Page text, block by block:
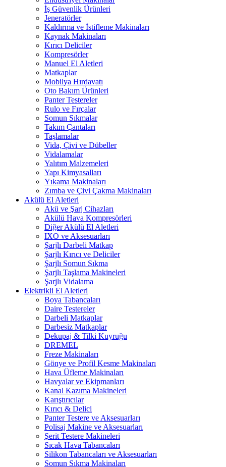
İş Güvenlik Ürünleri
Jeneratörler
Kaldırma ve İstifleme Makinaları
Kaynak Makinaları
Kırıcı Deliciler
Kompresörler
Manuel El Aletleri
Matkaplar
Mobilya Hırdavatı
Oto Bakım Ürünleri
Panter Testereler
Rulo ve Fırçalar
Somun Sıkmalar
Takım Çantaları
Taşlamalar
Vida, Çivi ve Dübeller
Vidalamalar
Yalıtım Malzemeleri
Yapı Kimyasalları
Yıkama Makinaları
Zımba ve Çivi Çakma Makinaları
Akülü El Aletleri
Akü ve Şarj Cihazları
Akülü Hava Kompresörleri
Diğer Akülü El Aletleri
IXO ve Aksesuarları
Şarjlı Darbeli Matkap
Şarjlı Kırıcı ve Deliciler
Şarjlı Somun Sıkma
Şarjlı Taşlama Makineleri
Şarjlı Vidalama
Elektrikli El Aletleri
Boya Tabancaları
Daire Testereler
Darbeli Matkaplar
Darbesiz Matkaplar
Dekupaj & Tilki Kuyruğu
DREMEL
Freze Makinaları
Gönye ve Profil Kesme Makinaları
Hava Üfleme Makinaları
Havyalar ve Ekipmanları
Kanal Kazıma Makineleri
Karıştırıcılar
Kırıcı & Delici
Panter Testere ve Aksesuarları
Polisaj Makine ve Aksesuarları
Şerit Testere Makineleri
Sıcak Hava Tabancaları
Silikon Tabancaları ve Aksesuarları
Somun Sıkma Makinaları